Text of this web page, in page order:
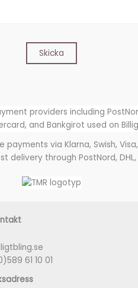
payments via Klarna, Swish,
delivery through PostNord, DHL,
61 10 01